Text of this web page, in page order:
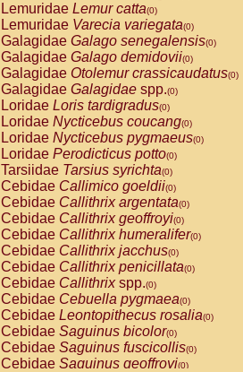
Lemuridae Lemur catta(0)
Lemuridae Varecia variegata(0)
Galagidae Galago senegalensis(0)
Galagidae Galago demidovii(0)
Galagidae Otolemur crassicaudatus(0)
Galagidae Galagidae spp.(0)
Loridae Loris tardigradus(0)
Loridae Nycticebus coucang(0)
Loridae Nycticebus pygmaeus(0)
Loridae Perodicticus potto(0)
Tarsiidae Tarsius syrichta(0)
Cebidae Callimico goeldii(0)
Cebidae Callithrix argentata(0)
Cebidae Callithrix geoffroyi(0)
Cebidae Callithrix humeralifer(0)
Cebidae Callithrix jacchus(0)
Cebidae Callithrix penicillata(0)
Cebidae Callithrixspp.(0)
Cebidae Cebuella pygmaea(0)
Cebidae Leontopithecus rosalia(0)
Cebidae Saguinus bicolor(0)
Cebidae Saguinus fuscicollis(0)
Cebidae Saguinus geoffroyi(0)